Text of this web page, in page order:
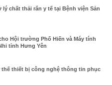
chất thải rắn y tế tại Bệnh viện Sản
Hội trường Phố Hiến và Máy tính
tỉnh Hưng Yên
thế thiết bị công nghệ thông tin phục